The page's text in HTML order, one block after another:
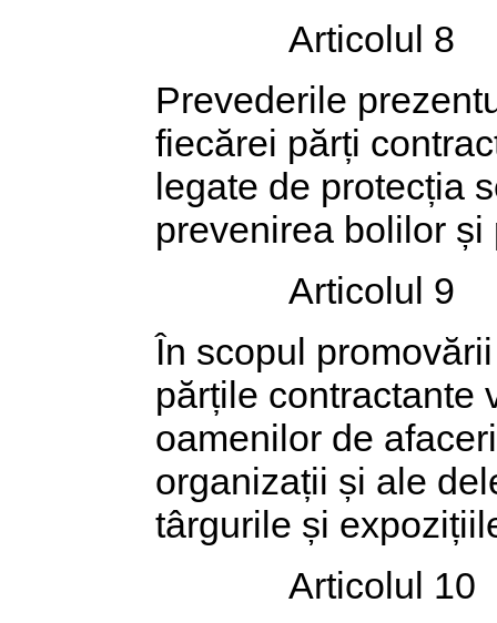
Articolul 8
Prevederile
fiecărei părți
legate de protecția
prevenirea bolilor
Articolul 9
În scopul
părțile contractante
oamenilor de
organizații și ale
târgurile și
Articolul 10